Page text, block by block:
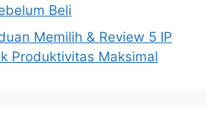
Beli
Memilih & Review 5 IP
Produktivitas Maksimal